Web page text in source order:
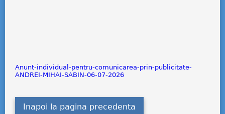
Anunt-individual-pentru-comunicarea-prin-publicitate-
ANDREI-MIHAI-SABIN-06-07-2026
Inapoi la pagina precedenta